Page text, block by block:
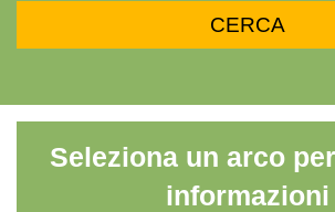
Seleziona un arco
informazioni